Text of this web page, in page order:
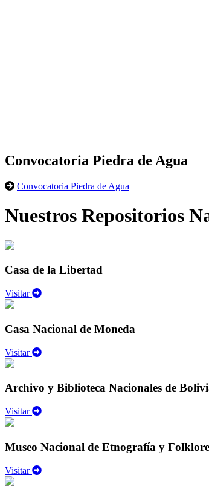
Convocatoria Piedra de Agua
Convocatoria Piedra de Agua
Nuestros Repositorios
Casa de la Libertad
Visitar
Casa Nacional de Moneda
Visitar
Archivo y Biblioteca Nacionales de
Visitar
Museo Nacional de Etnografía y Folklore
Visitar